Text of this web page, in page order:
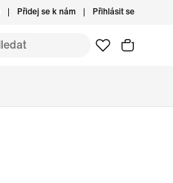
Přidej se k nám Přihlásit se